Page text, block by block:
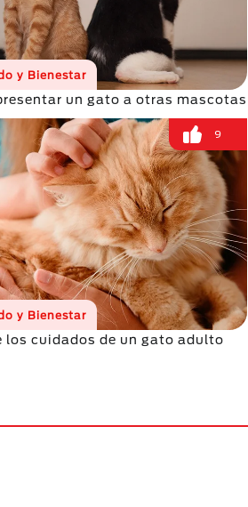
y Bienestar
un gato a otras mascotas
9
y Bienestar
los cuidados de un gato adulto